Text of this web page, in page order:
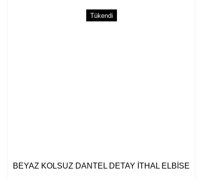
Tükendi
BEYAZ KOLSUZ DANTEL DETAY İTHAL ELBİSE